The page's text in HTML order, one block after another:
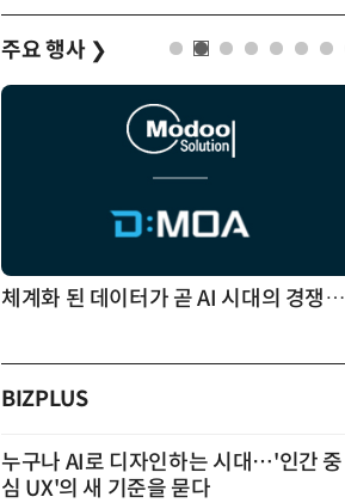
주요 행사 ❯
체계화 된 데이터가 곧 AI 시대의 경쟁력이다
BIZPLUS
누구나 AI로 디자인하는 시대…'인간 중
심 UX'의 새 기준을 묻다